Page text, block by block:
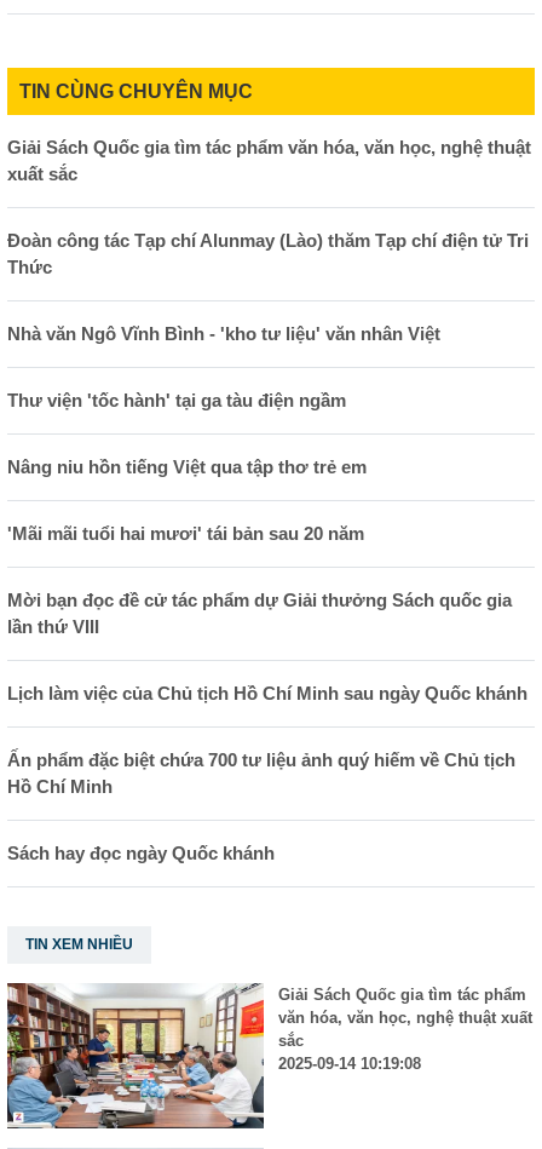
TIN CÙNG CHUYÊN MỤC
Giải Sách Quốc gia tìm tác phẩm văn hóa, văn học, nghệ thuật
xuất sắc
Đoàn công tác Tạp chí Alunmay (Lào) thăm Tạp chí điện tử Tri
Thức
Nhà văn Ngô Vĩnh Bình - 'kho tư liệu' văn nhân Việt
Thư viện 'tốc hành' tại ga tàu điện ngầm
Nâng niu hồn tiếng Việt qua tập thơ trẻ em
'Mãi mãi tuổi hai mươi' tái bản sau 20 năm
Mời bạn đọc đề cử tác phẩm dự Giải thưởng Sách quốc gia
lần thứ VIII
Lịch làm việc của Chủ tịch Hồ Chí Minh sau ngày Quốc khánh
Ấn phẩm đặc biệt chứa 700 tư liệu ảnh quý hiếm về Chủ tịch
Hồ Chí Minh
Sách hay đọc ngày Quốc khánh
TIN XEM NHIỀU
Giải Sách Quốc gia tìm tác phẩm
văn hóa, văn học, nghệ thuật xuất
sắc
2025-09-14 10:19:08